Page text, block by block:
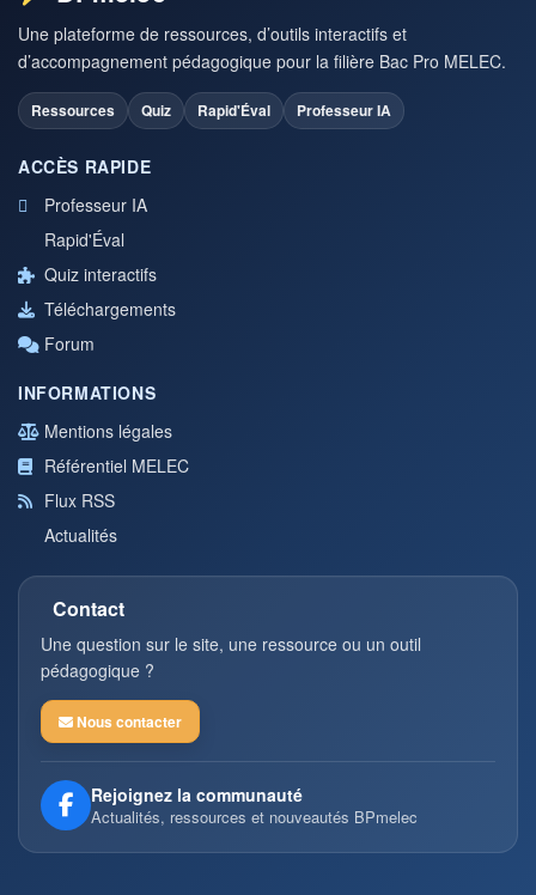
Une plateforme de ressources, d’outils interactifs et
d’accompagnement pédagogique pour la filière Bac Pro MELEC.
Ressources Quiz Rapid'Éval Professeur IA
ACCÈS RAPIDE
Professeur IA
Rapid'Éval
Quiz interactifs
Téléchargements
Forum
INFORMATIONS
Mentions légales
Référentiel MELEC
Flux RSS
Actualités
Contact
Une question sur le site, une ressource ou un outil
pédagogique ?
Nous contacter
Rejoignez la communauté
Actualités, ressources et nouveautés BPmelec